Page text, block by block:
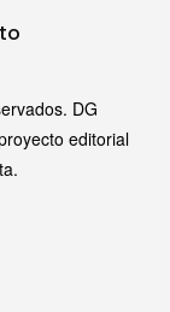
DG
editorial